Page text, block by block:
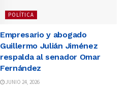
POLÍTICA
Empresario y abogado
Guillermo Julián Jiménez
respalda al senador Omar
Fernández
JUNIO 24, 2026